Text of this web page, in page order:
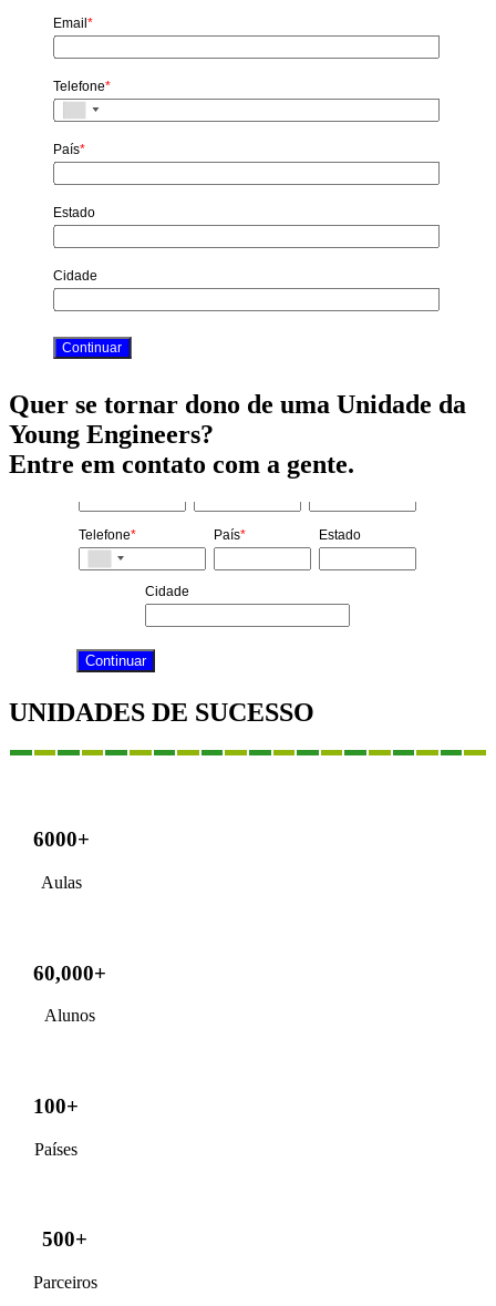
Email*
Telefone*
País*
Estado
Cidade
Quer se tornar dono de uma Unidade da
Young Engineers?
Entre em contato com a gente.
Nome Sobrenome * Email*
Telefone* País* Estado
Cidade
UNIDADES DE SUCESSO
6000+
Aulas
60,000+
Alunos
100+
Países
500+
Parceiros